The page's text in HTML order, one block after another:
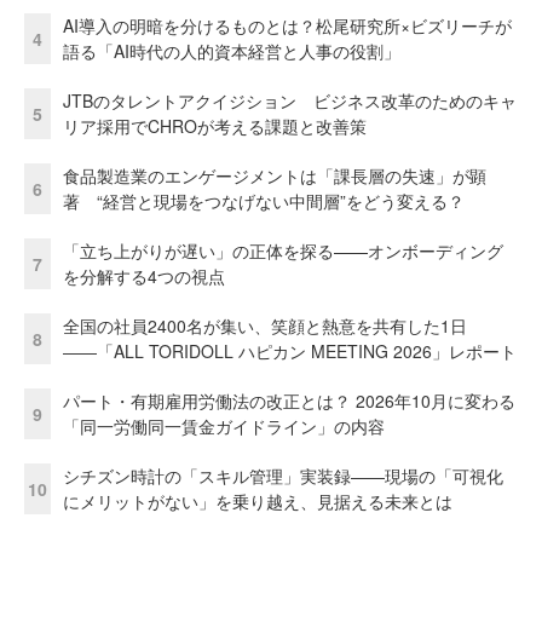
4
AI導入の明暗を分けるものとは？松尾研究所×ビズリーチが
語る「AI時代の人的資本経営と人事の役割」
5
JTBのタレントアクイジション ビジネス改革のためのキャ
リア採用でCHROが考える課題と改善策
6
食品製造業のエンゲージメントは「課長層の失速」が顕
著 “経営と現場をつなげない中間層”をどう変える？
7
「立ち上がりが遅い」の正体を探る——オンボーディング
を分解する4つの視点
8
全国の社員2400名が集い、笑顔と熱意を共有した1日
――「ALL TORIDOLL ハピカン MEETING 2026」レポート
9
パート・有期雇用労働法の改正とは？ 2026年10月に変わる
「同一労働同一賃金ガイドライン」の内容
10
シチズン時計の「スキル管理」実装録——現場の「可視化
にメリットがない」を乗り越え、見据える未来とは